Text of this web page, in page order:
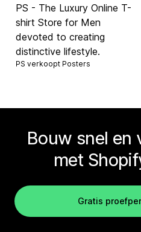
PS - The Luxury Online T-
shirt Store for Men
devoted to creating
distinctive lifestyle.
PS verkoopt Posters
Bouw snel en
met
Gratis